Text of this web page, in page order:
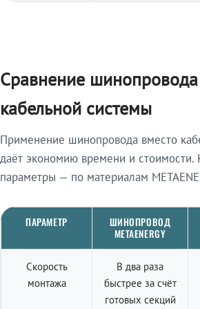
Сравнение
кабельной системы
Применение шинопровода вместо
даёт экономию времени и стоимости.
параметры — по материалам
ПАРАМЕТР
ШИНОПРОВОД
METAENERGY
Скорость
монтажа
В два раза
быстрее за счёт
готовых секций